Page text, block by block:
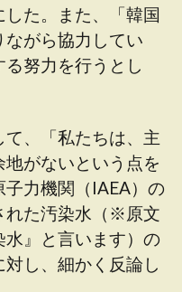
た。また、「韓国
がら協力してい
努力を行うとし
て、「私たちは、主
がないという点を
力機関（IAEA）の
れた汚染水（※原文
』と言います）の
し、細かく反論し